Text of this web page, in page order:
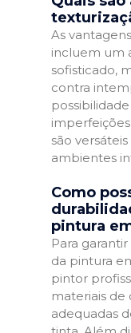
As
incluem um
sofisticado,
contra
são
ambientes
Como
pintura
Para
da pintura
pintor
materiais de
adequadas